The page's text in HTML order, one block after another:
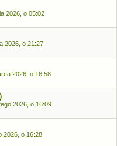
2026, o 05:02
2026, o 21:27
2026, o 16:58
2026, o 16:09
2026, o 16:28